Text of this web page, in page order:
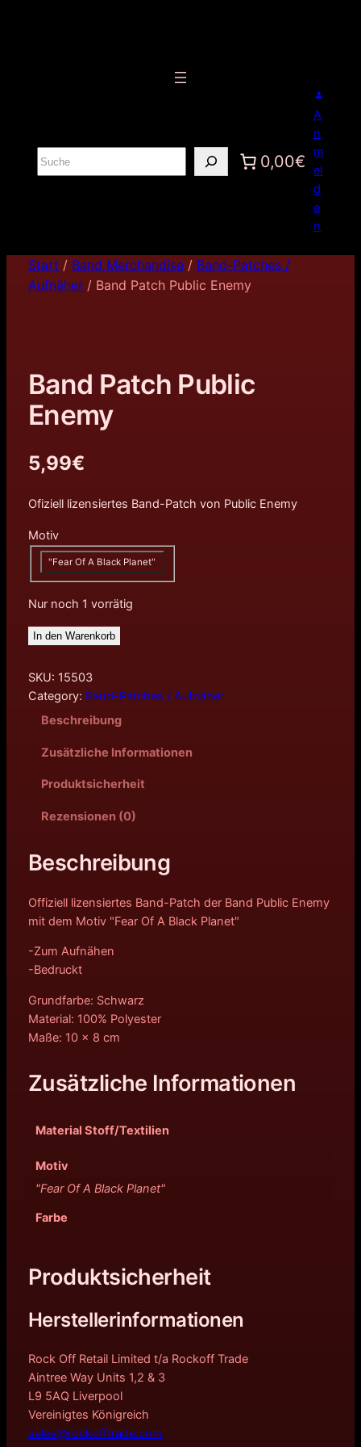
S
u
0,00€
A
n
m
el
d
e
n
Start / Band Merchandise/ Band-Patches /
Aufnäher/ Band Patch Public Enemy
Band Patch Public
Enemy
5,99€
Ofiziell lizensiertes Band-Patch von Public Enemy
Motiv
"Fear Of A Black Planet"
Nur noch 1 vorrätig
In den Warenkorb
SKU: 15503
Category: Band-Patches / Aufnäher
Beschreibung
Zusätzliche Informationen
Produktsicherheit
Rezensionen (0)
Beschreibung
Offiziell lizensiertes Band-Patch der Band Public Enemy
mit dem Motiv "Fear Of A Black Planet"
-Zum Aufnähen
-Bedruckt
Grundfarbe: Schwarz
Material: 100% Polyester
Maße: 10 x 8 cm
Zusätzliche Informationen
Material Stoff/Textilien
Motiv
"Fear Of A Black Planet"
Farbe
Produktsicherheit
Herstellerinformationen
Rock Off Retail Limited t/a Rockoff Trade
Aintree Way Units 1,2 & 3
L9 5AQ Liverpool
Vereinigtes Königreich
sales@rockofftrade.com